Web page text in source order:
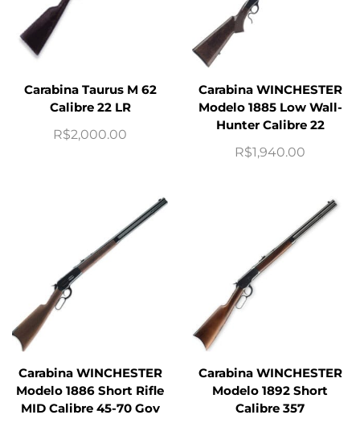
Carabina Taurus M 62
Calibre 22 LR
R$2,000.00
Carabina WINCHESTER
Modelo 1885 Low Wall-
Hunter Calibre 22
R$1,940.00
Carabina WINCHESTER
Modelo 1886 Short Rifle
MID Calibre 45-70 Gov
Carabina WINCHESTER
Modelo 1892 Short
Calibre 357